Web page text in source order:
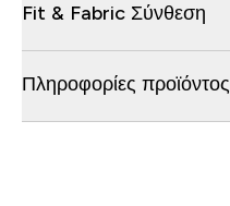
Fit & Fabric Σύνθεση
Πληροφορίες προϊόντος